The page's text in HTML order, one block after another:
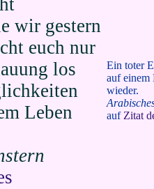
wir gestern
euch nur
los
Leben
Ein toter
auf einem
wieder.
auf Zitat